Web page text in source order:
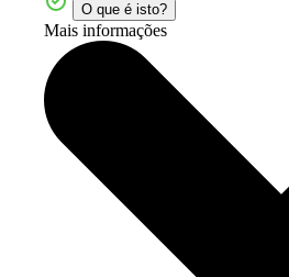
O que é isto?
Mais informações